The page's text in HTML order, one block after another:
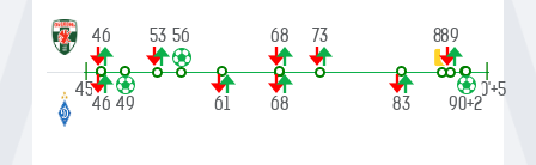
46 53 56 68 73 8889
|
45'
46 49 61 68 83 90+1
90+2
|
90'+5